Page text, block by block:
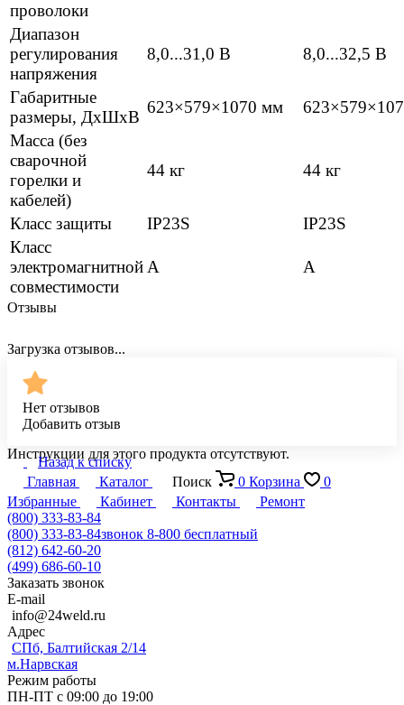
проволоки
Диапазон
регулирования
напряжения
8,0...31,0 В 8,0...32,5 В
Габаритные
размеры, ДхШхВ
623×579×1070 мм
Масса (без
сварочной
горелки и
кабелей)
44 кг 44 кг
Класс защиты IP23S
IP23S
Класс
электромагнитной
совместимости
А А
Отзывы
Загрузка отзывов...
Нет отзывов
Добавить отзыв
Инструкции для этого продукта отсутствуют.
Назад к списку
Главная
Каталог Поиск 0 Корзина
0
Избранные
Кабинет Контакты
Ремонт
(800) 333-83-84
(800) 333-83-84звонок 8-800 бесплатный
(812) 642-60-20
(499) 686-60-10
Заказать звонок
E-mail
info@24weld.ru
Адрес
СПб, Балтийская 2/14
м.Нарвская
Режим работы
ПН-ПТ с 09:00 до 19:00